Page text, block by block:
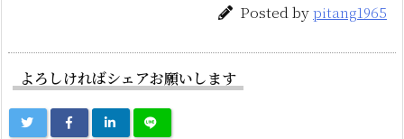
Posted bypitang1965
よろしければシェアお願いします